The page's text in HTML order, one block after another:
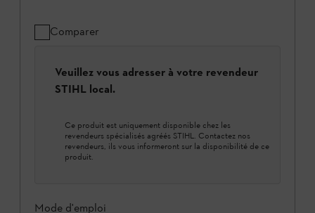
Comparer
Veuillez vous adresser à votre revendeur
STIHL local.
Ce produit est uniquement disponible chez les
revendeurs spécialisés agréés STIHL. Contactez nos
revendeurs, ils vous informeront sur la disponibilité de ce
produit.
Mode d'emploi